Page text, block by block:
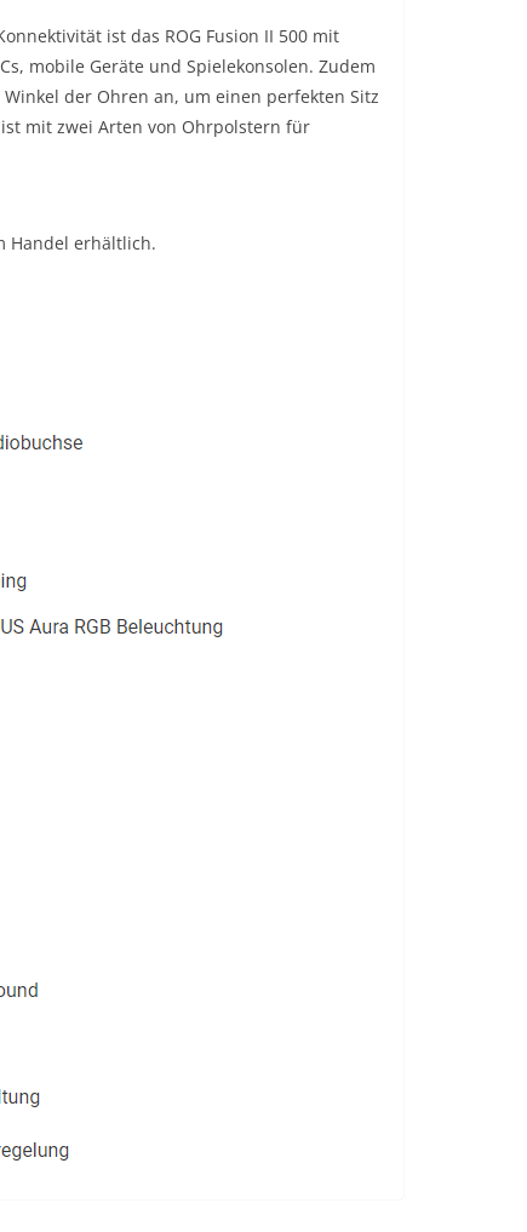
ist das ROG Fusion II 500 mit
mobile Geräte und Spielekonsolen. Zudem
der Ohren an, um einen perfekten Sitz
mit zwei Arten von Ohrpolstern für
Handel erhältlich.